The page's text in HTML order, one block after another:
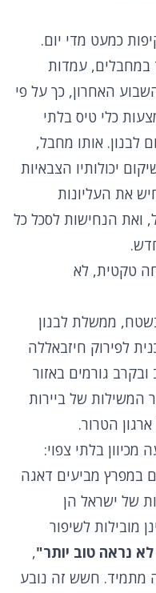
כמעט מדי יום.
במחבלים, עמדות
האחרון, כך על פי
כלי טיס בלתי
לבנון. אותו מחבל,
יכולותיו הצבאיות
את העליונות
ואת הנחישות לסכל כל
טקטית, לא
ממשלת לבנון
לפירוק חיזבאללה
גורמים באזור
המשילות של ביירות
הטרור.
בלתי צפוי:
במפרץ מביעים דאגה
של ישראל הן
מובילות לשיפור
נראה טוב יותר",
מתמיד. חשש זה נובע